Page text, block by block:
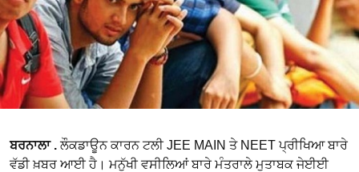
ਬਰਨਾਲਾ .ਲੌਕਡਾਊਨ ਕਾਰਨ ਟਲੀ JEE MAIN ਤੇ NEET ਪ੍ਰੀਖਿਆ ਬਾਰੇ
ਵੱਡੀ ਖ਼ਬਰ ਆਈ ਹੈ। ਮਨੁੱਖੀ ਵਸੀਲਿਆਂ ਬਾਰੇ ਮੰਤਰਾਲੇ ਮੁਤਾਬਕ ਜੇਈਈ